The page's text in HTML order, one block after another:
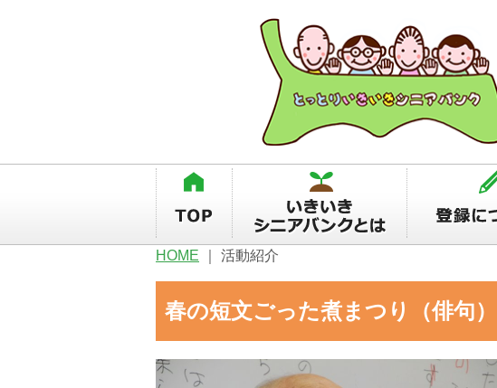
HOME 活動紹介
春の短文ごった煮まつり（俳句）